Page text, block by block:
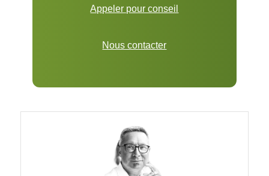
Appeler pour conseil
Nous contacter